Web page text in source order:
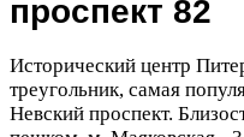
проспект 82
Исторический центр
треугольник, самая
Невский проспект.